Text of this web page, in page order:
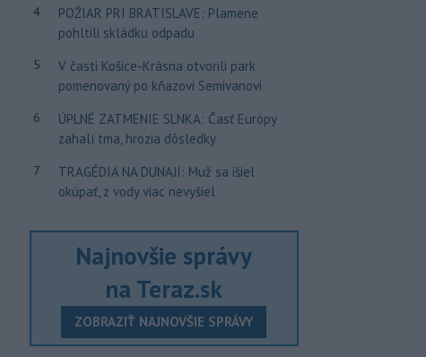
4
POŽIAR PRI BRATISLAVE: Plamene
pohltili skládku odpadu
5
V časti Košice-Krásna otvorili park
pomenovaný po kňazovi Semivanovi
6
ÚPLNÉ ZATMENIE SLNKA: Časť Európy
zahalí tma, hrozia dôsledky
7
TRAGÉDIA NA DUNAJI: Muž sa išiel
okúpať, z vody viac nevyšiel
Najnovšie správy
na Teraz.sk
ZOBRAZIŤ NAJNOVŠIE SPRÁVY